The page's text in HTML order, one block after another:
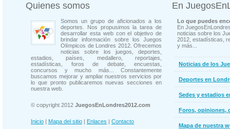
Quienes somos
Somos un grupo de aficionados a los
deportes. Nos propusimos la tarea de
desarrollar esta web con el objetivo de
brindar información sobre los Juegos
Olímpicos de Londres 2012. Ofrecemos
noticias sobre los juegos, deportes,
estadios, países, medallero, reportajes,
estadísticas, foros de debate, encuestas,
concursos y mucho más... Constantemente
buscamos mejorar y ampliar nuestros servicios por
lo que pronto publicaremos nuevas secciones en
nuestra web.
© copyright 2012 JuegosEnLondres2012.com
Inicio | Mapa del sitio | Enlaces | Contacto
En
Lo que puedes
En
noticias sobre los
2012, estadísticas,
y más...
Noticias de los
Deportes en
Sedes y estadios
Foros, opiniones,
Mapa de nuestra